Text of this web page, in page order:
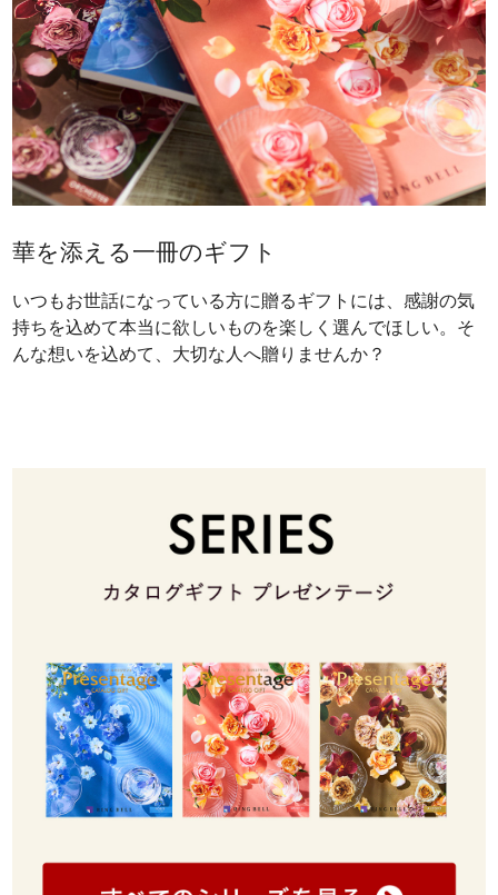
華を添える一冊のギフト
いつもお世話になっている方に贈るギフトには、感謝の気
持ちを込めて本当に欲しいものを楽しく選んでほしい。そ
んな想いを込めて、大切な人へ贈りませんか？